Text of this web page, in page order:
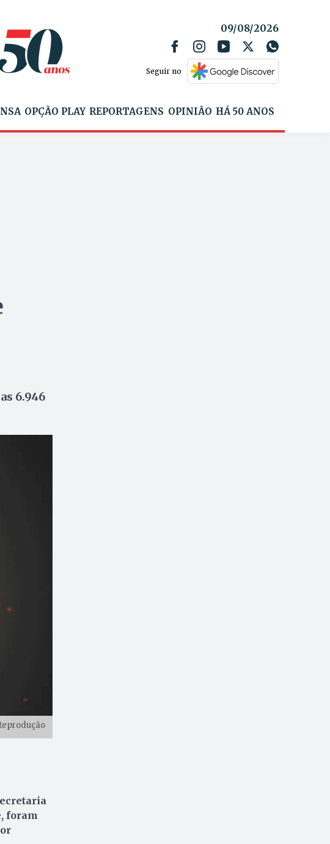
09/08/2026
Seguir no
OPÇÃO PLAY REPORTAGENS OPINIÃO HÁ 50 ANOS
6.946
foram